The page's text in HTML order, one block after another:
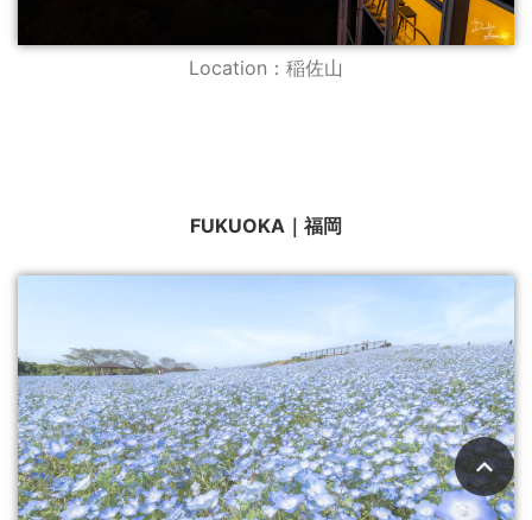
Location：稲佐山
FUKUOKA｜福岡